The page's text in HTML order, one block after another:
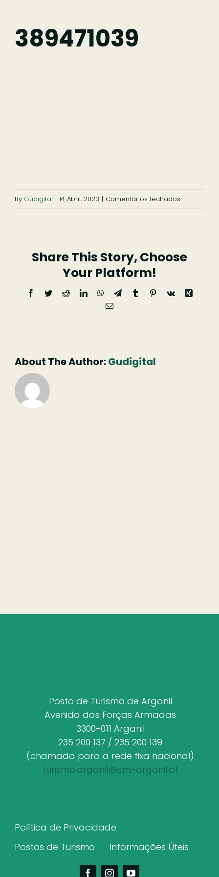
Fazer
389471039
By Gudigital | 14 Abril, 2023 | Comentários fechados
Share This Story, Choose
Your Platform!
Facebook
TwitterRedditLinkedInWhatsApp
TelegramTumblrPinterest
Vk
Xing
Email
About The Author:Gudigital
Posto de Turismo de Arganil
Avenida das Forças Armadas
3300-011 Arganil
235 200 137 / 235 200 139
(chamada para a rede fixa nacional)
turismo.arganil@cm-arganil.pt
Política de Privacidade
Postos de Turismo
Informações Úteis